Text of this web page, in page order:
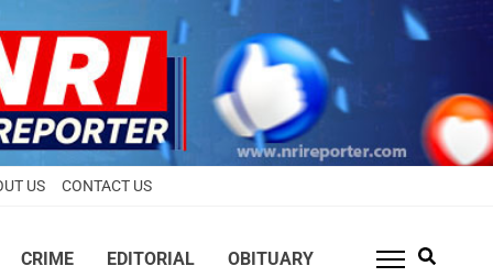
US CONTACT US
CRIME EDITORIAL OBITUARY